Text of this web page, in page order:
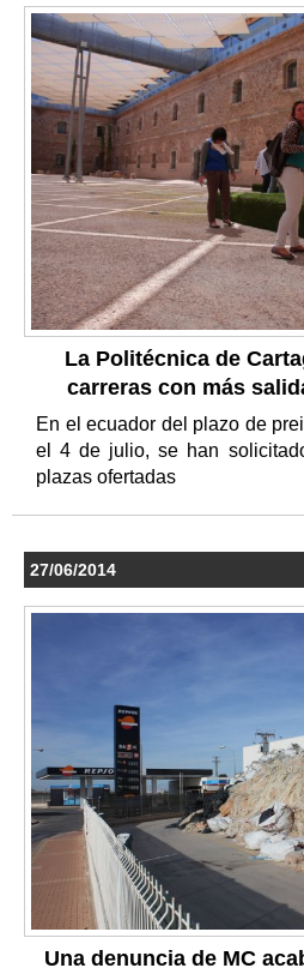
La Politécnica de
carreras con más
En el ecuador del plazo de
el 4 de julio, se han
plazas ofertadas
27/06/2014
Una denuncia de MC